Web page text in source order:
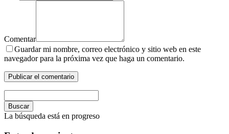
Comentar
Guardar mi nombre, correo electrónico y sitio web en este
navegador para la próxima vez que haga un comentario.
Buscar
La búsqueda está en progreso